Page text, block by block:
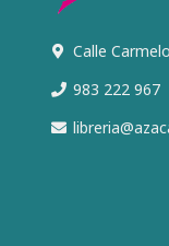
Calle
983 222 967